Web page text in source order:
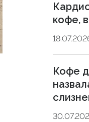
кофе,
Кофе